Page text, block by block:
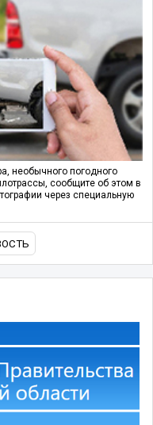
необычного погодного
сообщите об этом в
через специальную